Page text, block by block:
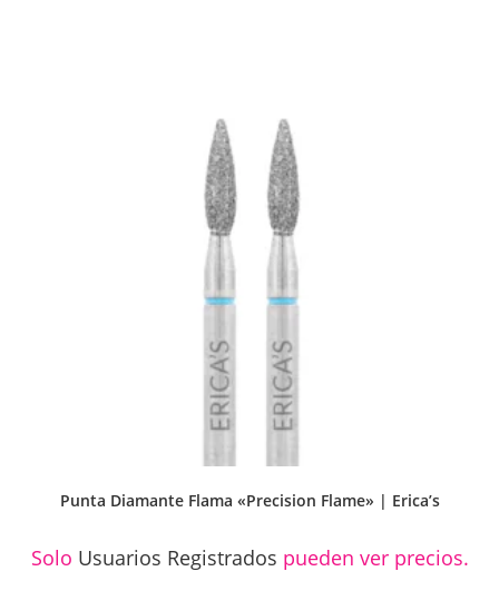
Punta Diamante Flama «Precision Flame» | Erica’s
Solo Usuarios Registrados pueden ver precios.